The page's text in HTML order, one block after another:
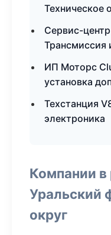
Техническое
Сервис-
Трансмиссия
ИП Моторс
установка
Техстанция
электроника
Компании в
Уральский
округ